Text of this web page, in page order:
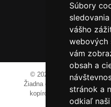
Súbory
vášho
webových
vám
obsah a
stránok a
odkiaľ
DIČ:
0911
© 2023-2024 JM Media,
Žiadna časť tohto portálu ak
kopírovaná, alebo